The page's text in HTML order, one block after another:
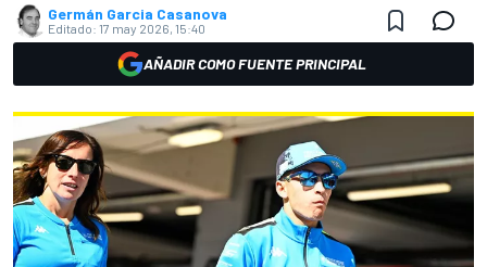
Germán Garcia Casanova
Editado: 17 may 2026, 15:40
AÑADIR COMO FUENTE PRINCIPAL